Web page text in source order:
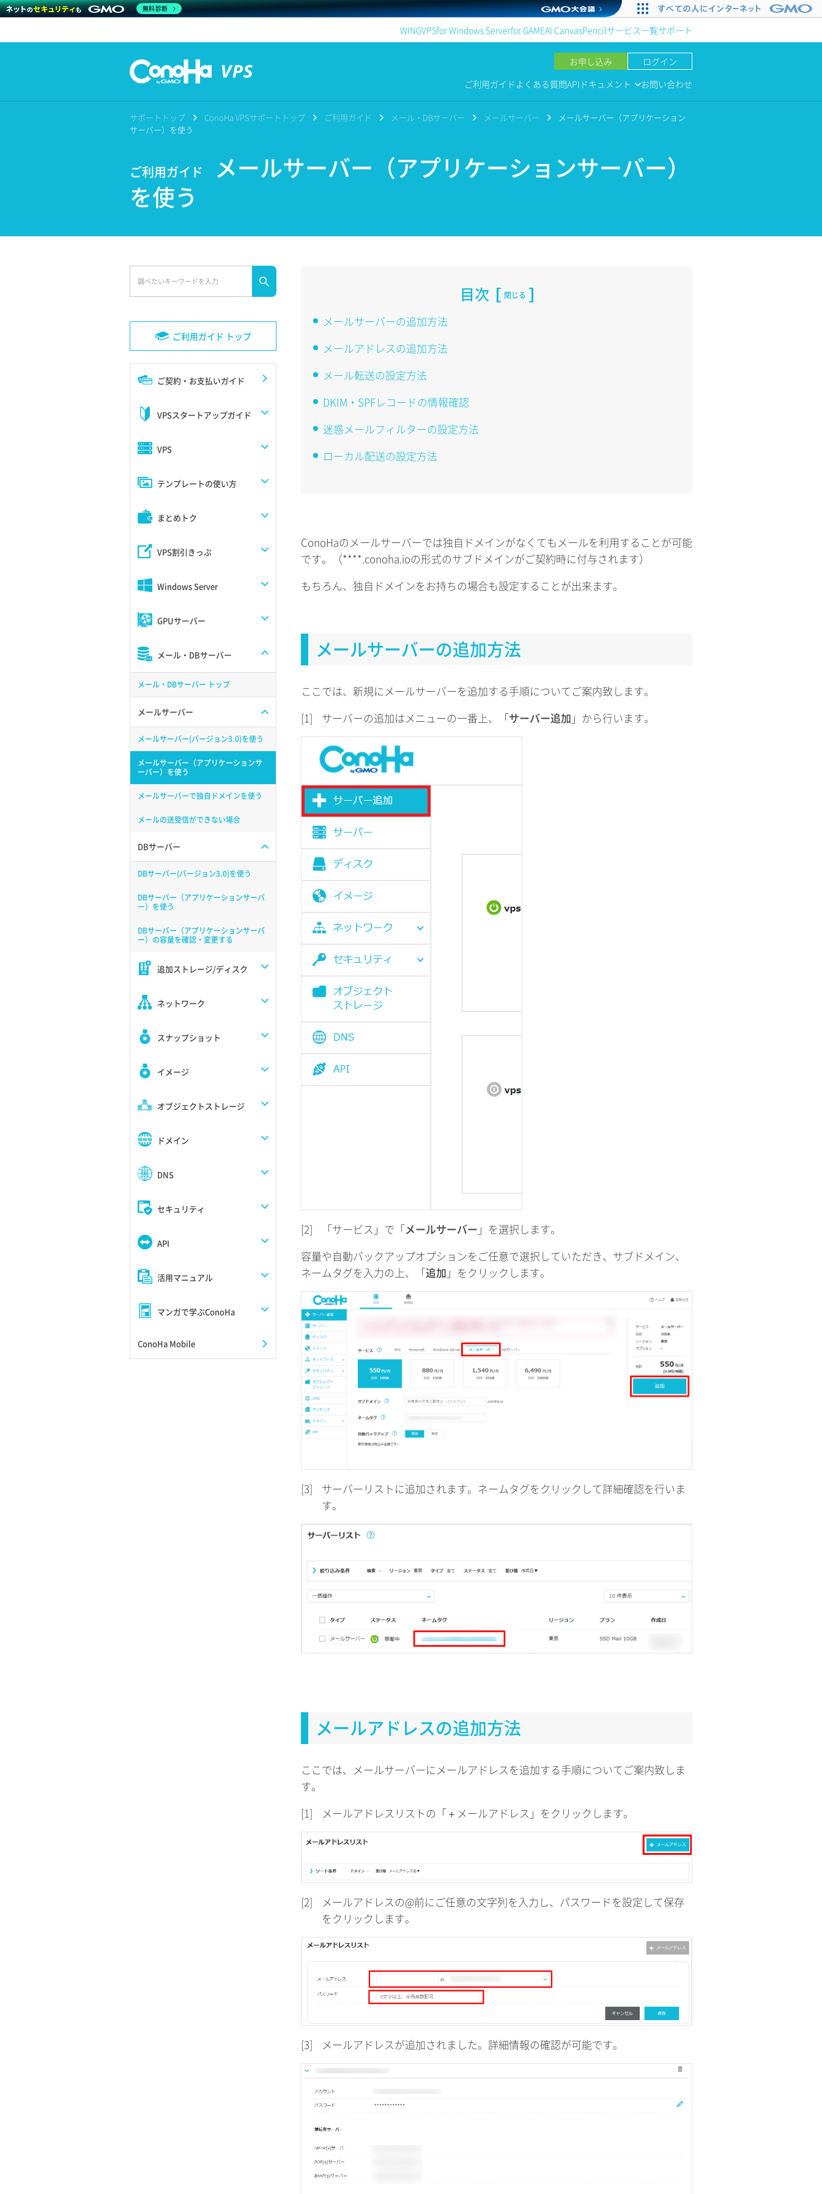
WINGVPSfor Windows Serverfor GAMEAI CanvasPencilサービス一覧サポート
お申し込み
ログイン
ご利用ガイド よくある質問APIドキュメント お問い合わせ
サポートトップ ConoHa VPSサポートトップ ご利用ガイド メール・DBサーバー メールサーバー
メールサーバー（アプリケーション
サーバー）を使う
ご利用ガイド
メールサーバー（アプリケーションサーバー）
を使う
ご利用ガイド トップ
ご契約・お支払いガイド
VPSスタートアップガイド
VPS
テンプレートの使い方
まとめトク
VPS割引きっぷ
Windows Server
GPUサーバー
メール・DBサーバー
メール・DBサーバー トップ
メールサーバー
メールサーバー(バージョン3.0)を使う
メールサーバー（アプリケーションサ
ーバー）を使う
メールサーバーで独自ドメインを使う
メールの送受信ができない場合
DBサーバー
DBサーバー(バージョン3.0)を使う
DBサーバー（アプリケーションサーバ
ー）を使う
DBサーバー（アプリケーションサーバ
ー）の容量を確認・変更する
追加ストレージ/ディスク
ネットワーク
スナップショット
イメージ
オブジェクトストレージ
ドメイン
DNS
セキュリティ
API
活用マニュアル
マンガで学ぶConoHa
ConoHa Mobile
目次 閉じる
メールサーバーの追加方法
メールアドレスの追加方法
メール転送の設定方法
DKIM・SPFレコードの情報確認
迷惑メールフィルターの設定方法
ローカル配送の設定方法
ConoHaのメールサーバーでは独自ドメインがなくてもメールを利用することが可能
です。（****.conoha.ioの形式のサブドメインがご契約時に付与されます）
もちろん、独自ドメインをお持ちの場合も設定することが出来ます。
メールサーバーの追加方法
ここでは、新規にメールサーバーを追加する手順についてご案内致します。
[1]
サーバーの追加はメニューの一番上、「サーバー追加 」から行います。
[2] 「サービス」で「メールサーバー 」を選択します。
容量や自動バックアップオプションをご任意で選択していただき、サブドメイン、
ネームタグを入力の上、「追加 」をクリックします。
[3]
サーバーリストに追加されます。ネームタグをクリックして詳細確認を行いま
す。
メールアドレスの追加方法
ここでは、メールサーバーにメールアドレスを追加する手順についてご案内致しま
す。
[1]
メールアドレスリストの「＋メールアドレス」をクリックします。
[2]
メールアドレスの@前にご任意の文字列を入力し、パスワードを設定して保存
をクリックします。
[3] メールアドレスが追加されました。詳細情報の確認が可能です。
無料診断